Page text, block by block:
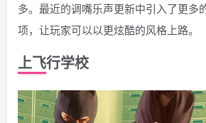
多。最近的调嘴乐声更新中引入了更多
项，让玩家可以以更炫酷的风格上路。
上飞行学校